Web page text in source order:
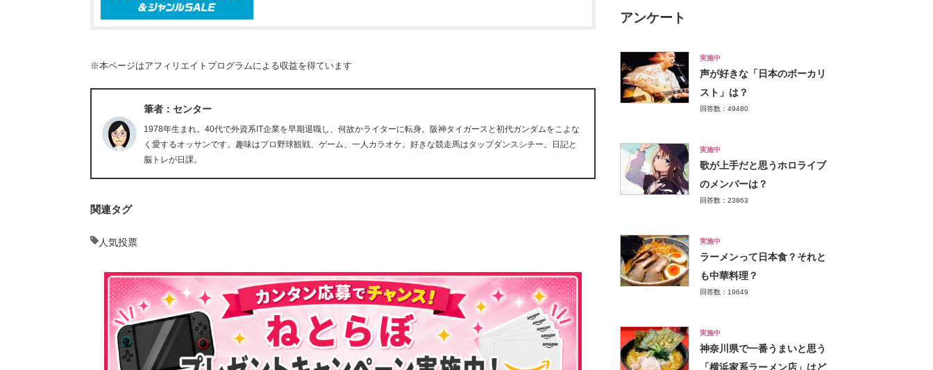
※本ページはアフィリエイトプログラムによる収益を得ています
筆者：センター
1978年生まれ。40代で外資系IT企業を早期退職し、何故かライターに転身。阪神タイガースと初代ガンダムをこよな
く愛するオッサンです。趣味はプロ野球観戦、ゲーム、一人カラオケ。好きな競走馬はタップダンスシチー。日記と
脳トレが日課。
関連タグ
人気投票
アンケート
実施中
声が好きな「日本のボーカリ
スト」は？
回答数：49480
実施中
歌が上手だと思うホロライブ
のメンバーは？
回答数：23863
実施中
ラーメンって日本食？それと
も中華料理？
回答数：19649
実施中
神奈川県で一番うまいと思う
「横浜家系ラーメン店」はど